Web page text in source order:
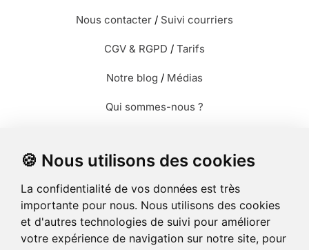
🍪 Nous utilisons des cookies
La confidentialité de vos données est très
importante pour nous. Nous utilisons des cookies
et d'autres technologies de suivi pour améliorer
votre expérience de navigation sur notre site, pour
Nous contacter / Suivi courriers
CGV & RGPD / Tarifs
Notre blog / Médias
Qui sommes-nous ?
Envoyer des photos
Envoyer des cartes
Envoyer un recommandé